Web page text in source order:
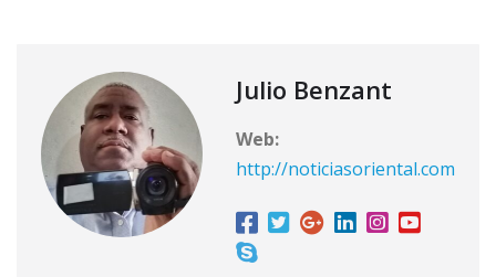
Julio Benzant
Web:
http://noticiasoriental.com